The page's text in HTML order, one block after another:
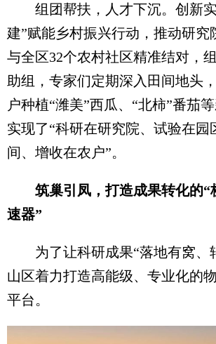
组团帮扶，人才下沉。创新实
建”赋能乡村振兴行动，推动研究
与全区32个农村社区精准结对，
助组，专家们定期深入田间地头
户种植“潍美”西瓜、“北柿”番茄
实现了“科研在研究院、试验在园
间、增收在农户”。
筑巢引凤，打造成果转化的“
速器”
为了让科研成果“落地有窝、
山区着力打造高能级、专业化的
平台。